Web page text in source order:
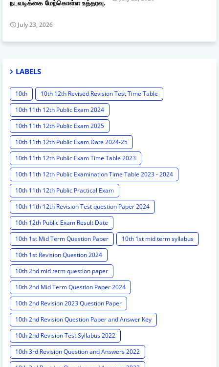
நடவடிக்கை மேற்கொள்ள உத்தரவு.
July 23, 2026
LABELS
10th
10th 12th Revised Revision Test Time Table
10th 11th 12th Public Exam 2024
10th 11th 12th Public Exam 2025
10th 11th 12th Public Exam Date 2024-25
10th 11th 12th Public Exam Time Table 2023
10th 11th 12th Public Examination Time Table 2023 - 2024
10th 11th 12th Public Practical Exam
10th 11th 12th Revision Test question Paper 2024
10th 12th Public Exam Result Date
10th 1st Mid Term Question Paper
10th 1st mid term syllabus
10th 1st Revision Question 2024
10th 2nd mid term question paper
10th 2nd Mid Term Question Paper 2024
10th 2nd Revision 2023 Question Paper
10th 2nd Revision Question Paper and Answer Key
10th 2nd Revision Test Syllabus 2022
10th 3rd Revision Question and Answers 2022